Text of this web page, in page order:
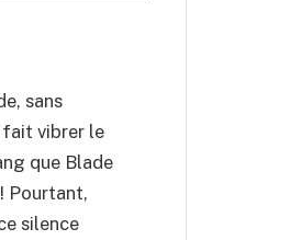
sans
fait vibrer le
que Blade
Pourtant,
silence